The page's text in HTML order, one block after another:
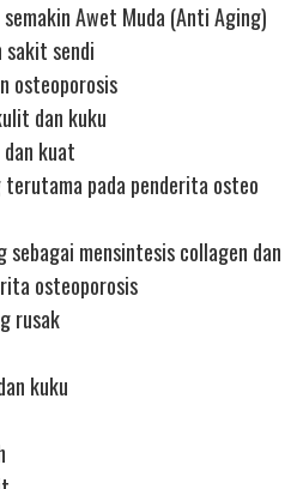
Awet Muda (Anti Aging)
sakit sendi
osteoporosis
dan kuku
kuat
pada penderita osteo
mensintesis collagen dan
osteoporosis
rusak
kuku